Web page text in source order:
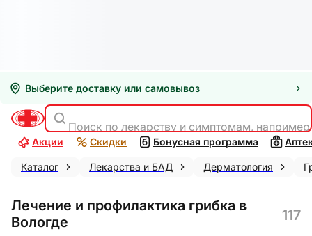
Выберите доставку или самовывоз
Поиск по лекарству и симптомам,
Акции Скидки Бонусная программа
Каталог Лекарства и БАД Дерматология
Лечение и профилактика грибка в
Вологде
117